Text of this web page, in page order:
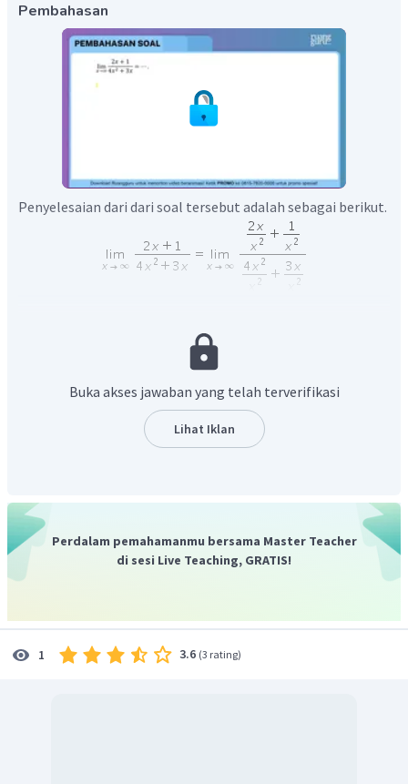
Pembahasan
Penyelesaian dari dari soal tersebut adalah sebagai berikut.
Buka akses jawaban yang telah terverifikasi
Lihat Iklan
Perdalam pemahamanmu bersama Master Teacher
di sesi Live Teaching, GRATIS!
1 3.6 (3 rating)